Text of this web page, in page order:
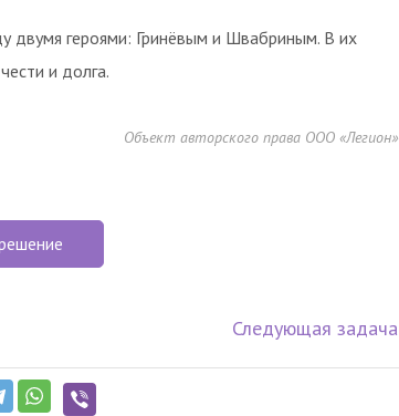
двумя героями: Гринёвым и Швабриным. В их
и долга.
Объект авторского права ООО «Легион»
Следующая задача